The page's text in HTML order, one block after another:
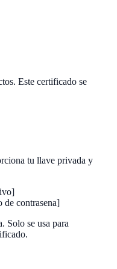
Este certificado se
tu llave privada y
de contrasena]
Solo se usa para